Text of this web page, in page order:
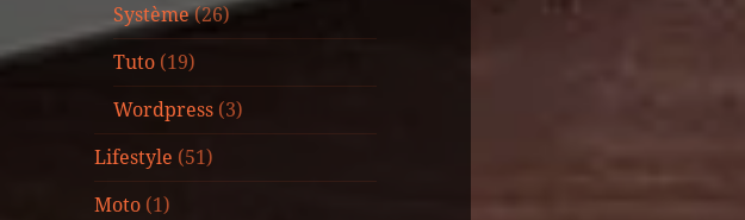
Système(26)
Tuto (19)
Wordpress (3)
Lifestyle (51)
Moto (1)